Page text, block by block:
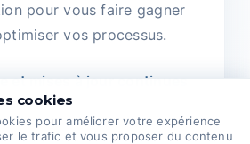
pour vous faire gagner
vos processus.
et mises à jour continues
sécurité et la
votre site.
cookies
pour améliorer votre expérience
le trafic et vous proposer du contenu